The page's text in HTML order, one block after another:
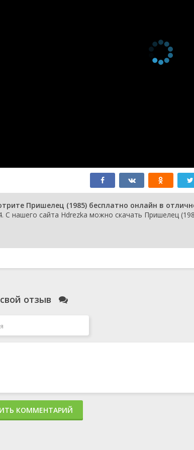
Пришелец (1985) бесплатно онлайн в
С нашего сайта Hdrezka можно скачать Пришелец
отзыв
КОММЕНТАРИЙ